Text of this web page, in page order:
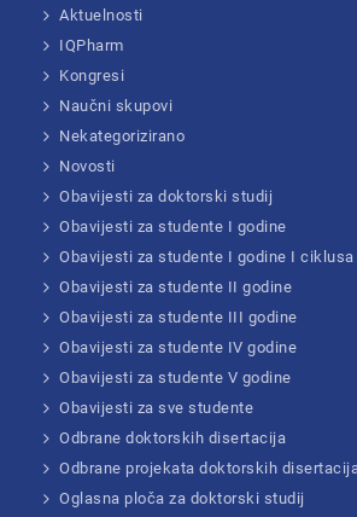
Aktuelnosti
IQPharm
Kongresi
Naučni skupovi
Nekategorizirano
Novosti
Obavijesti za doktorski studij
Obavijesti za studente I godine
Obavijesti za studente I godine I
Obavijesti za studente II godine
Obavijesti za studente III godine
Obavijesti za studente IV godine
Obavijesti za studente V godine
Obavijesti za sve studente
Odbrane doktorskih disertacija
Odbrane projekata doktorskih
Oglasna ploča za doktorski studij